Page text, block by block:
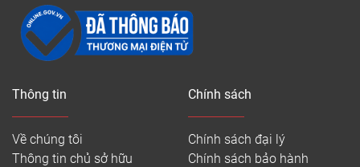
Thông tin
Về chúng tôi
Thông tin chủ sở hữu
Chính sách
Chính sách đại lý
Chính sách bảo hành